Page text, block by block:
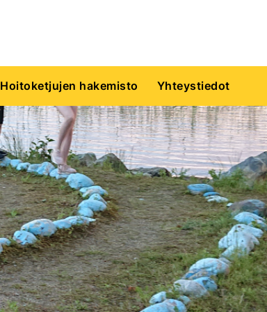
Hoitoketjujen hakemisto Yhteystiedot